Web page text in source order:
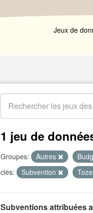
Jeux de
1 jeu de
Groupes: Autres
clés:
Subvention
Subventions attribuées